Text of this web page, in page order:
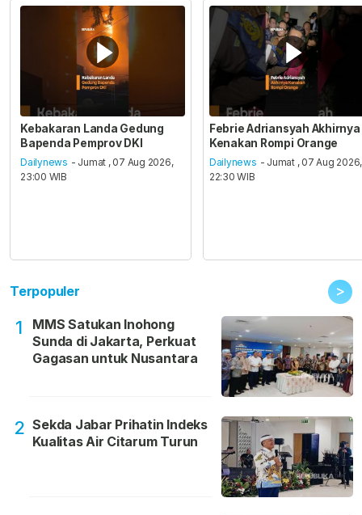
Kebakaran Landa Gedung
Bapenda Pemprov DKI
Dailynews - Jumat , 07 Aug 2026,
23:00 WIB
Febrie Adriansyah Akhirnya
Kenakan Rompi Orange
Dailynews - Jumat , 07 Aug 2026,
22:30 WIB
Terpopuler >
1
MMS Satukan Inohong
Sunda di Jakarta, Perkuat
Gagasan untuk Nusantara
2 Sekda Jabar Prihatin Indeks
Kualitas Air Citarum Turun